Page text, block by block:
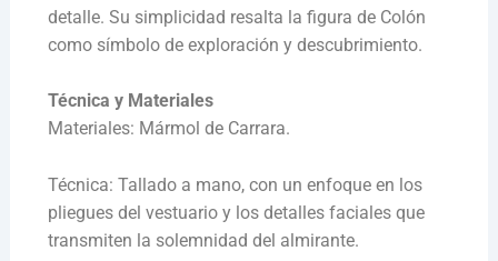
detalle. Su simplicidad resalta la figura de Colón
como símbolo de exploración y descubrimiento.
Técnica y Materiales
Materiales: Mármol de Carrara.
Técnica: Tallado a mano, con un enfoque en los
pliegues del vestuario y los detalles faciales que
transmiten la solemnidad del almirante.